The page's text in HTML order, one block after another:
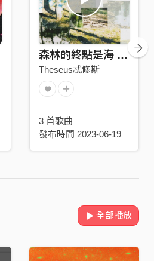
森林的終點是海 The Forest Ends at the Sea
Theseus忒修斯
3 首歌曲
發布時間 2023-06-19
全部播放